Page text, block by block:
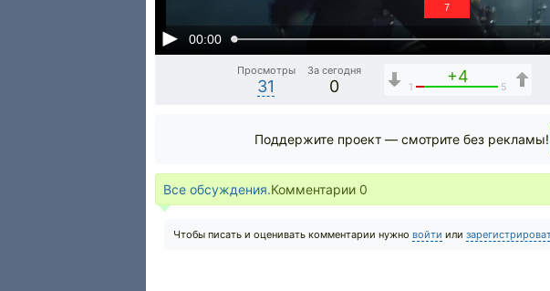
00:00
6
Просмотры
31
За сегодня
0
+4
1 5
Поддержите проект — смотрите без рекламы!
Все обсуждения.Комментарии 0
Чтобы писать и оценивать комментарии нужно войти или